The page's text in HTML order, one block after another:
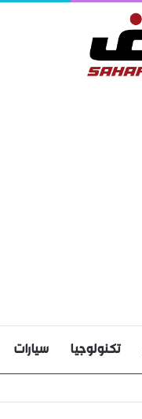
تكنولوجيا سيارات